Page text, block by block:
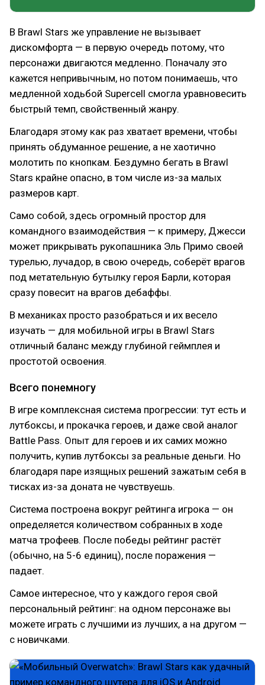
В Brawl Stars же управление не вызывает
дискомфорта — в первую очередь потому, что
персонажи двигаются медленно. Поначалу это
кажется непривычным, но потом понимаешь, что
медленной ходьбой Supercell смогла уравновесить
быстрый темп, свойственный жанру.
Благодаря этому как раз хватает времени, чтобы
принять обдуманное решение, а не хаотично
молотить по кнопкам. Бездумно бегать в Brawl
Stars крайне опасно, в том числе из-за малых
размеров карт.
Само собой, здесь огромный простор для
командного взаимодействия — к примеру, Джесси
может прикрывать рукопашника Эль Примо своей
турелью, лучадор, в свою очередь, соберёт врагов
под метательную бутылку героя Барли, которая
сразу повесит на врагов дебаффы.
В механиках просто разобраться и их весело
изучать — для мобильной игры в Brawl Stars
отличный баланс между глубиной геймплея и
простотой освоения.
Всего понемногу
В игре комплексная система прогреcсии: тут есть и
лутбоксы, и прокачка героев, и даже свой аналог
Battle Pass. Опыт для героев и их самих можно
получить, купив лутбоксы за реальные деньги. Но
благодаря паре изящных решений зажатым себя в
тисках из-за доната не чувствуешь.
Система построена вокруг рейтинга игрока — он
определяется количеством собранных в ходе
матча трофеев. После победы рейтинг растёт
(обычно, на 5-6 единиц), после поражения —
падает.
Самое интересное, что у каждого героя свой
персональный рейтинг: на одном персонаже вы
можете играть с лучшими из лучших, а на другом —
с новичками.